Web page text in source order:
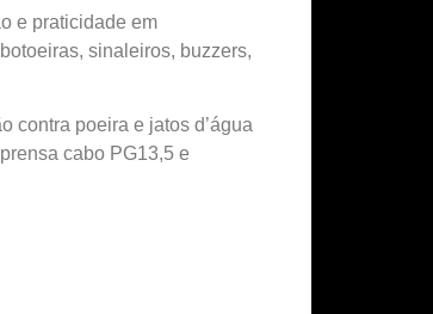
e praticidade em
sinaleiros, buzzers,
contra poeira e jatos d’água
cabo PG13,5 e